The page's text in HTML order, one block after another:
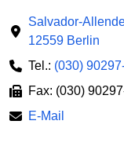
Salvador-
12559 Berlin
Tel.: (030)
Fax: (030)
E-Mail